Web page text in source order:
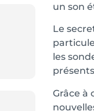
un son
Le
les
Grâce à